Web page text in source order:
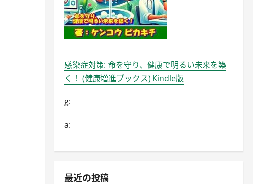
感染症対策: 命を守り、健康で明るい未来を築
く！ (健康増進ブックス) Kindle版
g:
a:
最近の投稿